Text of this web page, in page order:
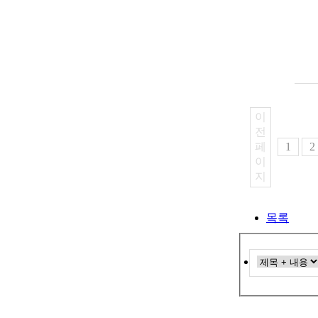
이
전
페
이
지
1 2
목록